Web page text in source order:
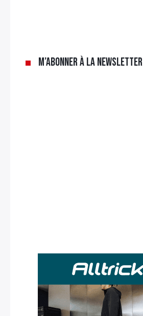
M’abonner à la newsletter